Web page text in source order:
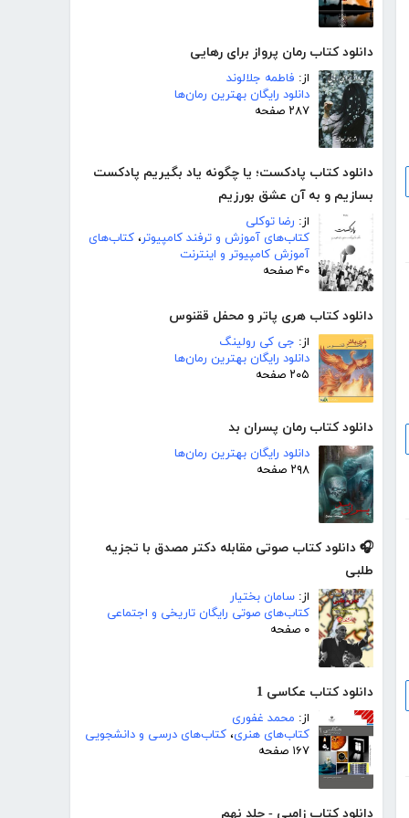
دانلود کتاب رمان پرواز برای رهایی
از: فاطمه جلالوند
دانلود رایگان بهترین رمان‌ها
۲۸۷ صفحه
دانلود کتاب پادکست؛ یا چگونه یاد بگیریم پادکست
بسازیم و به آن عشق بورزیم
از: رضا توکلی
کتاب‌های آموزش و ترفند کامپیوتر، کتاب‌های
آموزش کامپیوتر و اینترنت
۴۰ صفحه
دانلود کتاب هری پاتر و محفل ققنوس
از: جی کی رولینگ
دانلود رایگان بهترین رمان‌ها
۲۰۵ صفحه
دانلود کتاب رمان پسران بد
دانلود رایگان بهترین رمان‌ها
۲۹۸ صفحه
🎧 دانلود کتاب صوتی مقابله دکتر مصدق با تجزیه
طلبی
از: سامان بختیار
کتاب‌های صوتی رایگان تاریخی و اجتماعی
۰ صفحه
دانلود کتاب عکاسی 1
از: محمد غفوری
کتاب‌های هنری، کتاب‌های درسی و دانشجویی
۱۶۷ صفحه
دانلود کتاب زامبی - جلد نهم